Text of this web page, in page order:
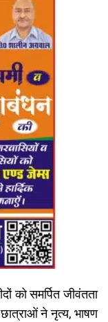
को समर्पित जीवंतता
ने नृत्य, भाषण